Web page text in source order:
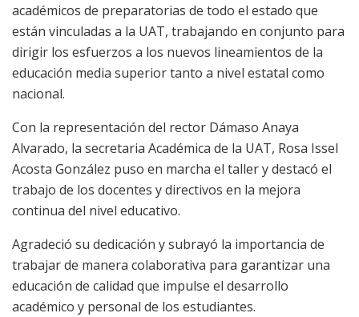
académicos de preparatorias de todo el estado que
están vinculadas a la UAT, trabajando en conjunto para
dirigir los esfuerzos a los nuevos lineamientos de la
educación media superior tanto a nivel estatal como
nacional.
Con la representación del rector Dámaso Anaya
Alvarado, la secretaria Académica de la UAT, Rosa Issel
Acosta González puso en marcha el taller y destacó el
trabajo de los docentes y directivos en la mejora
continua del nivel educativo.
Agradeció su dedicación y subrayó la importancia de
trabajar de manera colaborativa para garantizar una
educación de calidad que impulse el desarrollo
académico y personal de los estudiantes.